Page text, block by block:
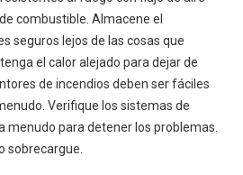
combustible. Almacene el
seguros lejos de las cosas que
el calor alejado para dejar de
de incendios deben ser fáciles
Verifique los sistemas de
menudo para detener los problemas.
sobrecargue.